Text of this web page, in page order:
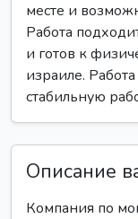
месте и
Работа
и готов к
израиле.
стабильную
Описание
Компания по